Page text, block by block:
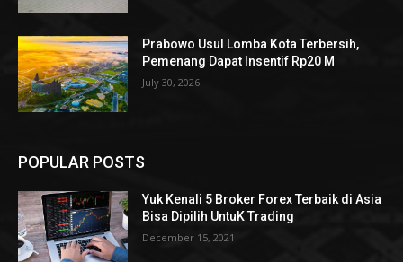
Prabowo Usul Lomba Kota Terbersih,
Pemenang Dapat Insentif Rp20 M
July 30, 2026
POPULAR POSTS
Yuk Kenali 5 Broker Forex Terbaik di Asia
Bisa Dipilih UntuK Trading
December 15, 2021